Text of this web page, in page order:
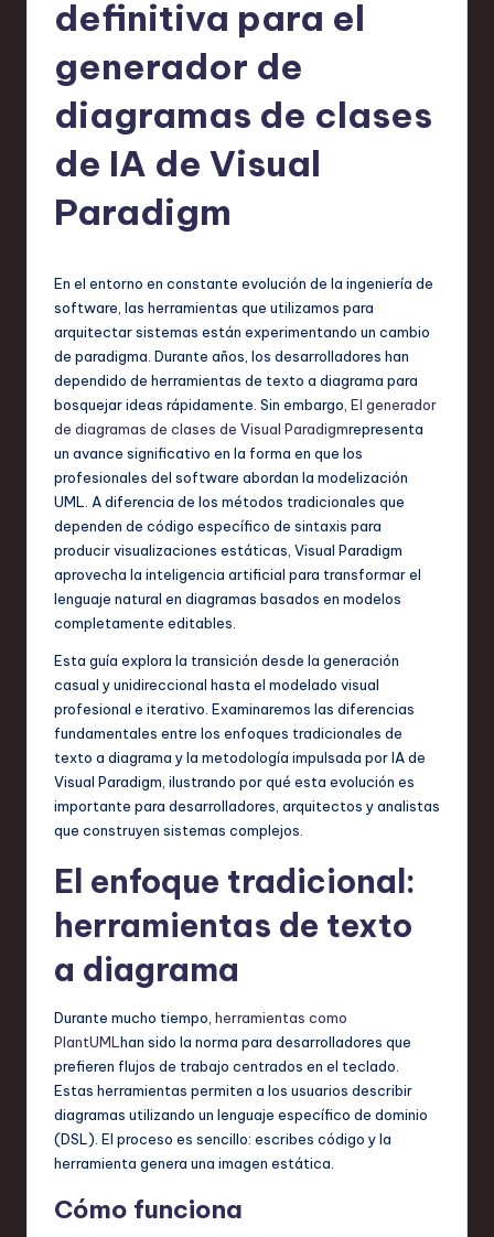
T
d
in
S
o
w
d
definitiva para el
generador de
diagramas de clases
de IA de Visual
Paradigm
En el entorno en constante evolución de la ingeniería de
software, las herramientas que utilizamos para
arquitectar sistemas están experimentando un cambio
de paradigma. Durante años, los desarrolladores han
dependido de herramientas de texto a diagrama para
bosquejar ideas rápidamente. Sin embargo, El generador
de diagramas de clases de Visual Paradigmrepresenta
un avance significativo en la forma en que los
profesionales del software abordan la modelización
UML. A diferencia de los métodos tradicionales que
dependen de código específico de sintaxis para
producir visualizaciones estáticas, Visual Paradigm
aprovecha la inteligencia artificial para transformar el
lenguaje natural en diagramas basados en modelos
completamente editables.
Esta guía explora la transición desde la generación
casual y unidireccional hasta el modelado visual
profesional e iterativo. Examinaremos las diferencias
fundamentales entre los enfoques tradicionales de
texto a diagrama y la metodología impulsada por IA de
Visual Paradigm, ilustrando por qué esta evolución es
importante para desarrolladores, arquitectos y analistas
que construyen sistemas complejos.
El enfoque tradicional:
herramientas de texto
a diagrama
Durante mucho tiempo, herramientas como
PlantUML han sido la norma para desarrolladores que
prefieren flujos de trabajo centrados en el teclado.
Estas herramientas permiten a los usuarios describir
diagramas utilizando un lenguaje específico de dominio
(DSL). El proceso es sencillo: escribes código y la
herramienta genera una imagen estática.
Cómo funciona